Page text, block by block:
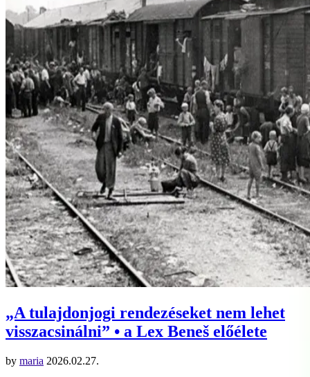
„A tulajdonjogi rendezéseket nem lehet
visszacsinálni” • a Lex Beneš előélete
by maria 2026.02.27.